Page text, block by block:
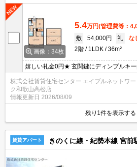
画像：34枚
5.4万円(管理費等：
敷
54,000円 礼
な
2階
1LDK 36m²
嬉しい礼金0円★ 玄関鍵にディンプルキ
は、賃貸住宅センターまで！！
株式会社賃貸住宅センター エイブルネットワー
ク和歌山高松店
情報更新日 2026/08/09
残り1件を表示する
賃貸アパート きのくに線・紀勢本線 宮前